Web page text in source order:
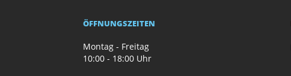
ÖFFNUNGSZEITEN
Montag - Freitag
10:00 - 18:00 Uhr